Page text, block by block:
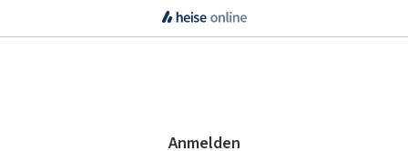
Anmelden